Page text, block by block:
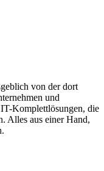
von der dort
und
Komplettlösungen, die
Alles aus einer Hand,